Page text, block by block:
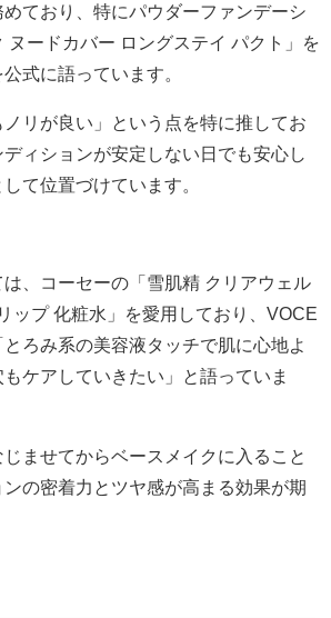
ており、特にパウダーファンデーシ
ヌードカバー ロングステイ パクト」を
式に語っています。
ノリが良い」という点を特に推してお
ィションが安定しない日でも安心し
て位置づけています。
、コーセーの「雪肌精 クリアウェル
ップ 化粧水」を愛用しており、VOCE
ろみ系の美容液タッチで肌に心地よ
ケアしていきたい」と語っていま
ませてからベースメイクに入ること
の密着力とツヤ感が高まる効果が期